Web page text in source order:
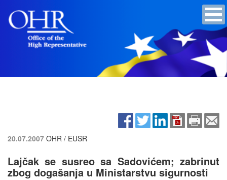
20.07.2007 OHR / EUSR
Lajčak se susreo sa Sadovićem; zabrinut
zbog dogašanja u Ministarstvu sigurnosti